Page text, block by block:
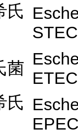
氏
STEC
菌
ETEC
氏